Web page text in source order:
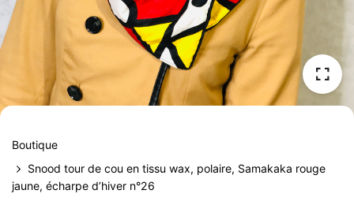
Boutique
Snood tour de cou en tissu wax, polaire, Samakaka rouge
jaune, écharpe d’hiver n°26